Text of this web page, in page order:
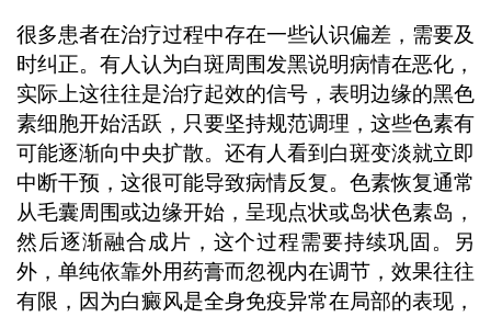
很多患者在治疗过程中存在一些认识偏差，需要及
时纠正。有人认为白斑周围发黑说明病情在恶化，
实际上这往往是治疗起效的信号，表明边缘的黑色
素细胞开始活跃，只要坚持规范调理，这些色素有
可能逐渐向中央扩散。还有人看到白斑变淡就立即
中断干预，这很可能导致病情反复。色素恢复通常
从毛囊周围或边缘开始，呈现点状或岛状色素岛，
然后逐渐融合成片，这个过程需要持续巩固。另
外，单纯依靠外用药膏而忽视内在调节，效果往往
有限，因为白癜风是全身免疫异常在局部的表现，